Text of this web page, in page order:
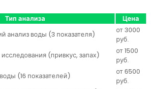
Тип анализа
Цена
анализ воды (3 показателя)
от 3000
руб.
(привкус, запах)
от 1500
руб.
(16 показателей)
от 6500
руб.